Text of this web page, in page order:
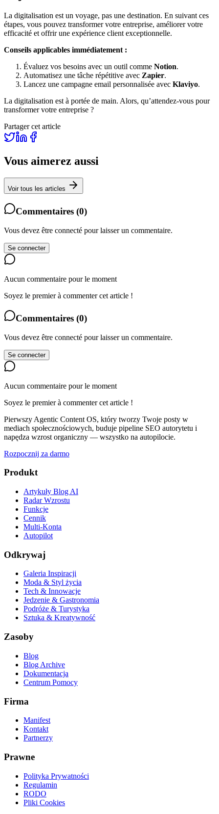
La digitalisation est un voyage, pas une destination. En suivant ces
étapes, vous pouvez transformer votre entreprise, améliorer votre
efficacité et offrir une expérience client exceptionnelle.
Conseils applicables immédiatement :
Évaluez vos besoins avec un outil comme Notion.
Automatisez une tâche répétitive avec Zapier.
Lancez une campagne email personnalisée avec Klaviyo.
La digitalisation est à portée de main. Alors, qu’attendez-vous pour
transformer votre entreprise ?
Partager cet article
Vous aimerez aussi
Voir tous les articles
Commentaires (0)
Vous devez être connecté pour laisser un commentaire.
Se connecter
Aucun commentaire pour le moment
Soyez le premier à commenter cet article !
Commentaires (0)
Vous devez être connecté pour laisser un commentaire.
Se connecter
Aucun commentaire pour le moment
Soyez le premier à commenter cet article !
Pierwszy Agentic Content OS, który tworzy Twoje posty w
mediach społecznościowych, buduje pipeline SEO autorytetu i
napędza wzrost organiczny — wszystko na autopilocie.
Rozpocznij za darmo
Produkt
Artykuły Blog AI
Radar Wzrostu
Funkcje
Cennik
Multi-Konta
Autopilot
Odkrywaj
Galeria Inspiracji
Moda & Styl życia
Tech & Innowacje
Jedzenie & Gastronomia
Podróże & Turystyka
Sztuka & Kreatywność
Zasoby
Blog
Blog Archive
Dokumentacja
Centrum Pomocy
Firma
Manifest
Kontakt
Partnerzy
Prawne
Polityka Prywatności
Regulamin
RODO
Pliki Cookies